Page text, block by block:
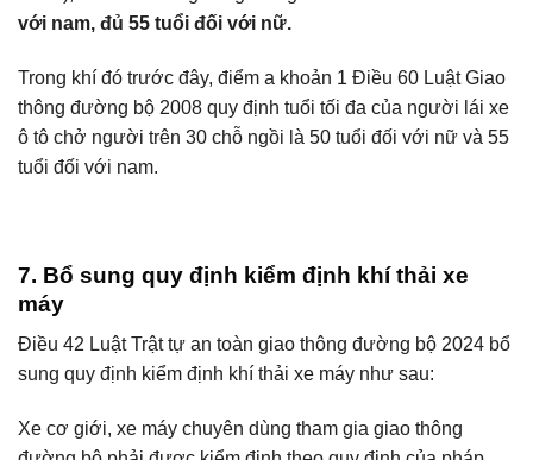
với nam, đủ 55 tuổi đối với nữ.
Trong khí đó trước đây, điểm a khoản 1 Điều 60 Luật Giao
thông đường bộ 2008 quy định tuổi tối đa của người lái xe
ô tô chở người trên 30 chỗ ngồi là 50 tuổi đối với nữ và 55
tuổi đối với nam.
7. Bổ sung quy định kiểm định khí thải xe
máy
Điều 42 Luật Trật tự an toàn giao thông đường bộ 2024 bổ
sung quy định kiểm định khí thải xe máy như sau:
Xe cơ giới, xe máy chuyên dùng tham gia giao thông